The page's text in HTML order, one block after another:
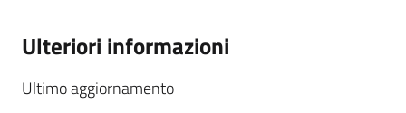
Ulteriori informazioni
Ultimo aggiornamento